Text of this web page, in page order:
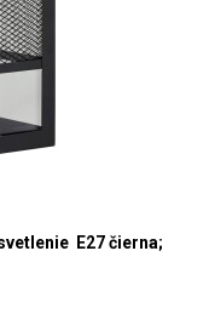
E27 čierna;